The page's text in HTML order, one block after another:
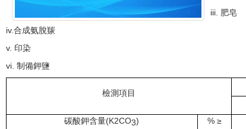
iii.
肥皂
iv.合成氨脫羰
v. 印染
vi. 制備鉀鹽
檢測項目
碳酸鉀含量(K2CO3) % ≥